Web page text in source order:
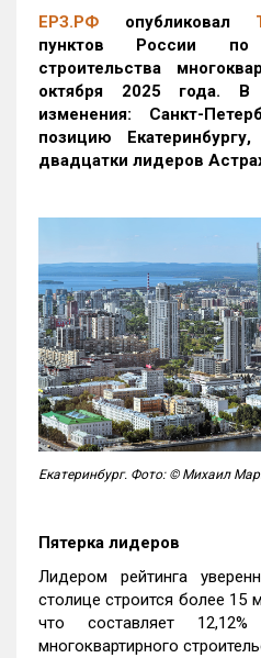
ЕРЗ.РФ опубликовал
пунктов России по
строительства
октября 2025 года.
изменения: Санкт-
позицию
двадцатки лидеров
Екатеринбург. Фото: © Михаил
Пятерка лидеров
Лидером рейтинга
столице строится более
что составляет
многоквартирного